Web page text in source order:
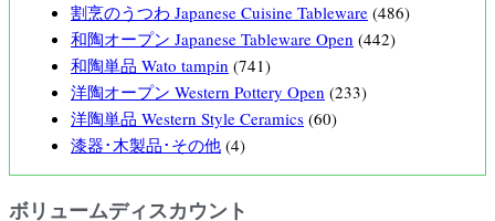
割烹のうつわ Japanese Cuisine Tableware (486)
和陶オープン Japanese Tableware Open (442)
和陶単品 Wato tampin (741)
洋陶オープン Western Pottery Open (233)
洋陶単品 Western Style Ceramics (60)
漆器･木製品･その他 (4)
ボリュームディスカウント